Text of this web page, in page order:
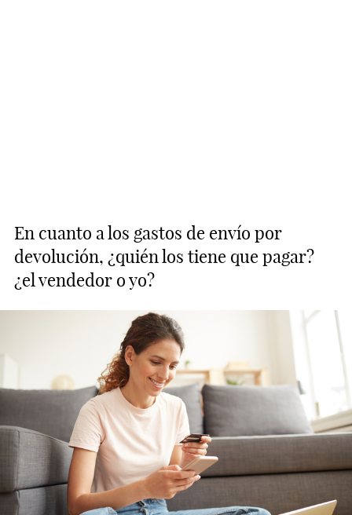
En cuanto a los gastos de envío por
devolución, ¿quién los tiene que pagar?
¿el vendedor o yo?